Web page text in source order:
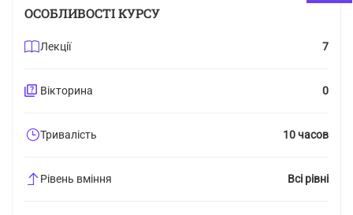
ОСОБЛИВОСТІ КУРСУ
Лекції 7
Вікторина 0
Тривалість 10 часов
Рівень вміння Всі рівні